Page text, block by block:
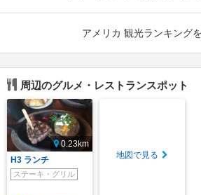
アメリカ 観光ランキング
周辺のグルメ・レストランスポット
0.23km
H3 ランチ
ステーキ・グリル
地図で見る